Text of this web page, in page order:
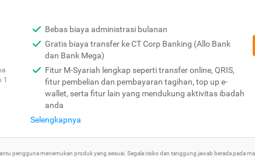
1
Bebas biaya administrasi bulanan
Gratis biaya transfer ke CT Corp Banking (Allo Bank
dan Bank Mega)
Fitur M-Syariah lengkap seperti transfer online, QRIS,
fitur pembelian dan pembayaran tagihan, top up e-
wallet, serta fitur lain yang mendukung aktivitas ibadah
anda
Selengkapnya
pengguna menemukan produk yang sesuai. Segala risiko dan tanggung jawab berada pada